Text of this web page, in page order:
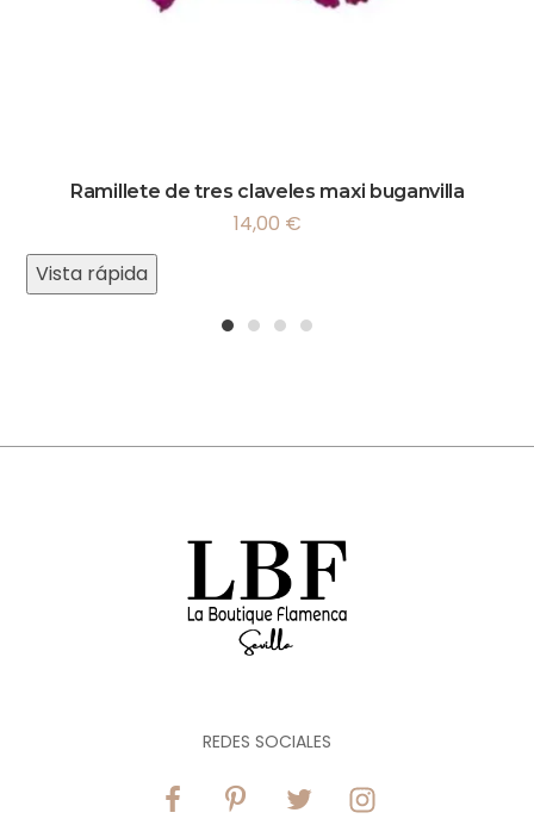
Ramillete de tres claveles maxi buganvilla
14,00 €
Vista rápida
REDES SOCIALES